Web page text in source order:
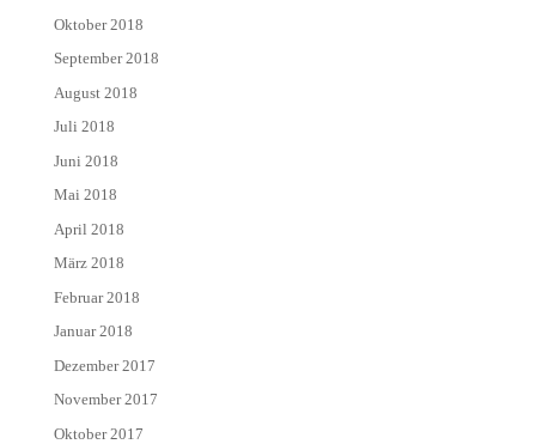
Oktober 2018
September 2018
August 2018
Juli 2018
Juni 2018
Mai 2018
April 2018
März 2018
Februar 2018
Januar 2018
Dezember 2017
November 2017
Oktober 2017